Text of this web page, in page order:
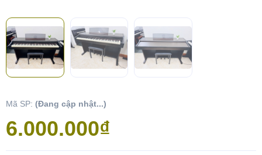
Mã SP: (Đang cập nhật...)
6.000.000₫